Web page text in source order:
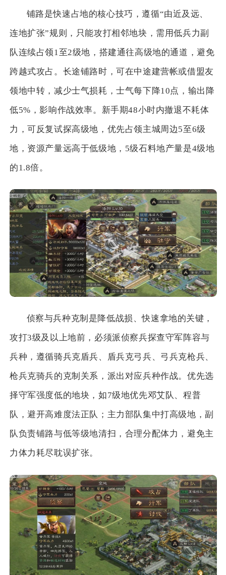
铺路是快速占地的核心技巧，遵循“由近及远、
连地扩张”规则，只能攻打相邻地块，需用低兵力副
队连续占领1至2级地，搭建通往高级地的通道，避免
跨越式攻占。长途铺路时，可在中途建营帐或借盟友
领地中转，减少士气损耗，士气每下降10点，输出降
低5%，影响作战效率。新手期48小时内撤退不耗体
力，可反复试探高级地，优先占领主城周边5至6级
地，资源产量远高于低级地，5级石料地产量是4级地
的1.8倍。
侦察与兵种克制是降低战损、快速拿地的关键，
攻打3级及以上地前，必须派侦察兵探查守军阵容与
兵种，遵循骑兵克盾兵、盾兵克弓兵、弓兵克枪兵、
枪兵克骑兵的克制关系，派出对应兵种作战。优先选
择守军强度低的地块，如7级地优先邓艾队、程普
队，避开高难度法正队；主力部队集中打高级地，副
队负责铺路与低等级地清扫，合理分配体力，避免主
力体力耗尽耽误扩张。